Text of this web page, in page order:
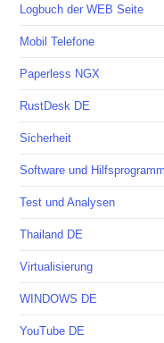
Logbuch der WEB Seite
Mobil Telefone
Paperless NGX
RustDesk DE
Sicherheit
Software und
Test und Analysen
Thailand DE
Virtualisierung
WINDOWS DE
YouTube DE